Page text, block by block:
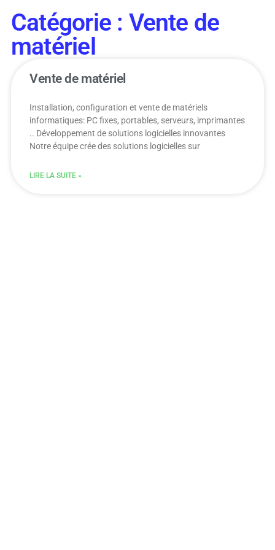
Catégorie : Vente de
matériel
Vente de matériel
Installation, configuration et vente de matériels
informatiques: PC fixes, portables, serveurs, imprimantes
.. Développement de solutions logicielles innovantes
Notre équipe crée des solutions logicielles sur
LIRE LA SUITE »